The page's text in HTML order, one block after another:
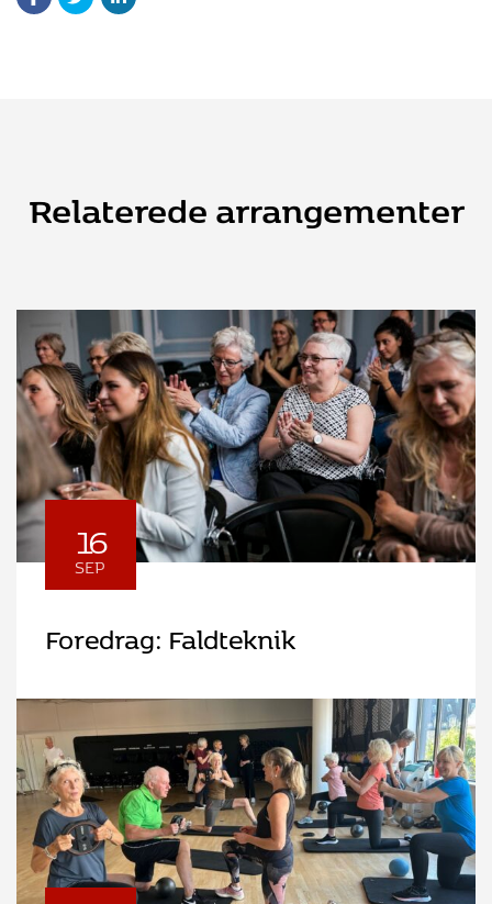
Relaterede arrangementer
16
SEP
Foredrag: Faldteknik